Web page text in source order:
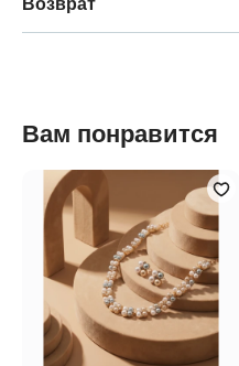
Возврат
Вам понравится